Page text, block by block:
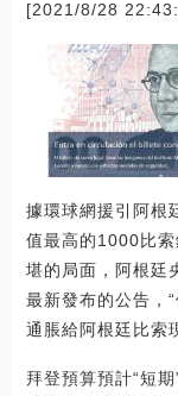
[2021/8/28
據環球網援引阿根
值最高的1000比
堪的局面，阿根廷
最新發布的公告，
通脹給阿根廷比索
拜登預算預計“短